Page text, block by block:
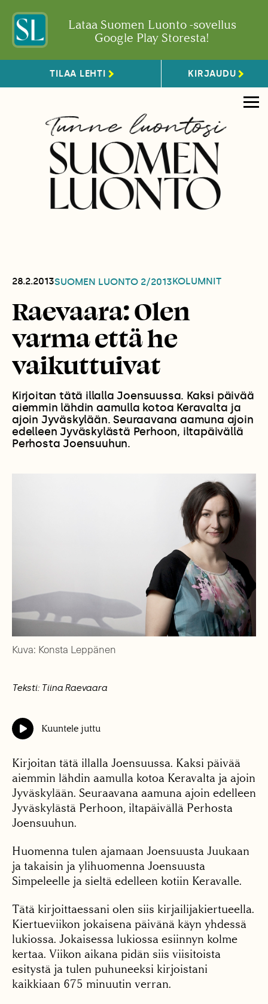
Lataa Suomen Luonto -sovellus
Google Play Storesta!
TILAA LEHTI KIRJAUDU
28.2.2013SUOMEN LUONTO 2/2013KOLUMNIT
Raevaara: Olen
varma että he
vaikuttuivat
Kirjoitan tätä illalla Joensuussa. Kaksi päivää
aiemmin lähdin aamulla kotoa Keravalta ja
ajoin Jyväskylään. Seuraavana aamuna ajoin
edelleen Jyväskylästä Perhoon, iltapäivällä
Perhosta Joensuuhun.
Kuva: Konsta Leppänen
Teksti: Tiina Raevaara
Kuuntele juttu
Kirjoitan tätä illalla Joensuussa. Kaksi päivää
aiemmin lähdin aamulla kotoa Keravalta ja ajoin
Jyväskylään. Seuraavana aamuna ajoin edelleen
Jyväskylästä Perhoon, iltapäivällä Perhosta
Joensuuhun.
Huomenna tulen ajamaan Joensuusta Juukaan
ja takaisin ja ylihuomenna Joensuusta
Simpeleelle ja sieltä edelleen kotiin Keravalle.
Tätä kirjoittaessani olen siis kirjailijakiertueella.
Kiertueviikon jokaisena päivänä käyn yhdessä
lukiossa. Jokaisessa lukiossa esiinnyn kolme
kertaa. Viikon aikana pidän siis viisitoista
esitystä ja tulen puhuneeksi kirjoistani
kaikkiaan 675 minuutin verran.